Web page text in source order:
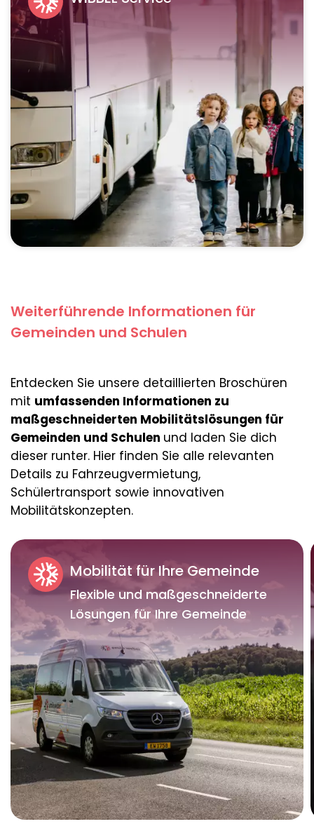
Weiterführende Informationen für
Gemeinden und Schulen
Entdecken Sie unsere detaillierten Broschüren
mit umfassenden Informationen zu
maßgeschneiderten Mobilitätslösungen für
Gemeinden und Schulen und laden Sie dich
dieser runter. Hier finden Sie alle relevanten
Details zu Fahrzeugvermietung,
Schülertransport sowie innovativen
Mobilitätskonzepten.
Mobilität für Ihre Gemeinde
Flexible und maßgeschneiderte
Lösungen für Ihre Gemeinde